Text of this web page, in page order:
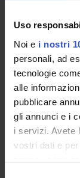
Uso
Noi e i nostri
personali, ad
tecnologie
alle
pubblicare
gli annunci e i
i servizi. Avete
vostri dati e
privacy sono
ATTIVITÀ
AREE DI
GRUPPI DI
DOTTORATI